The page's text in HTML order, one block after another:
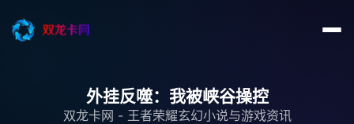
外挂反噬：我被峡谷操控
双龙卡网 - 王者荣耀玄幻小说与游戏资讯